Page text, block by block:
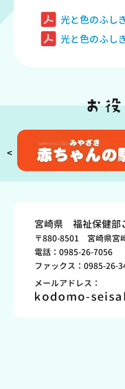
光と色のふし
光と色のふし
<
宮崎県 福祉保健部
〒880-8501 宮崎県宮
電話：0985-26-7056
ファックス：0985-26-
メールアドレス：